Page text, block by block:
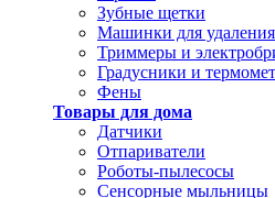
Зубные щетки
Машинки для
Триммеры и
Градусники и
Фены
Товары для дома
Датчики
Отпариватели
Роботы-пылесосы
Сенсорные мыльницы